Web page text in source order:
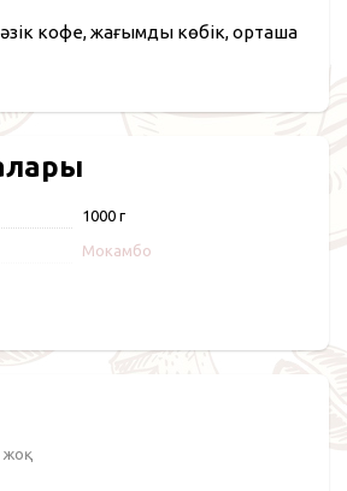
кофе, жағымды көбік, орташа
1000 г
Мокамбо